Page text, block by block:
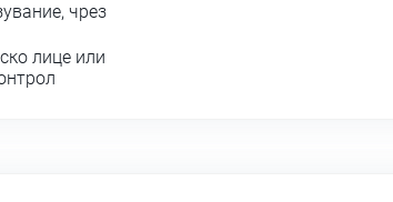
чрез
лице или